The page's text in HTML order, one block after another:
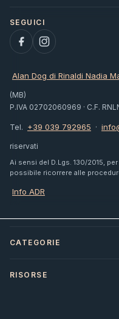
Alan Dog di Rinaldi Nadia
(MB)
P.IVA 02702060969 · C.F.
Tel. +39 039 792965 ·
riservati
Ai sensi del D.Lgs. 130/2015,
possibile ricorrere alle
Info ADR
CATEGORIE
RISORSE